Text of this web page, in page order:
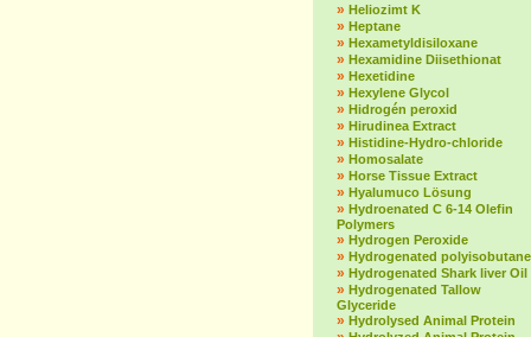
» Heliozimt K
» Heptane
» Hexametyldisiloxane
» Hexamidine Diisethionat
» Hexetidine
» Hexylene Glycol
» Hidrogén peroxid
» Hirudinea Extract
» Histidine-Hydro-chloride
» Homosalate
» Horse Tissue Extract
» Hyalumuco Lösung
» Hydroenated C 6-14 Olefin
Polymers
» Hydrogen Peroxide
» Hydrogenated polyisobutane
» Hydrogenated Shark liver Oil
» Hydrogenated Tallow
Glyceride
» Hydrolysed Animal Protein